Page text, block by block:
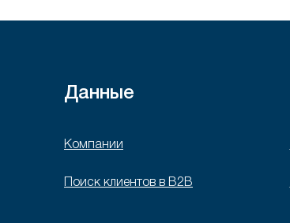
Данные
Компании
Поиск клиентов в B2B